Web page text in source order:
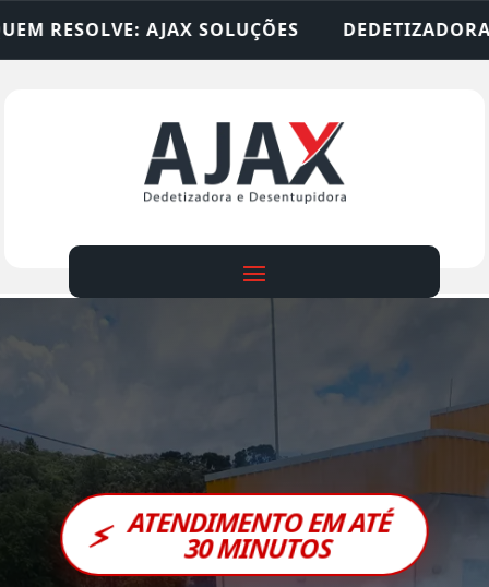
DEDETIZADORA • DESENTUPIDORA
⚡ ATENDIMENTO EM ATÉ
30 MINUTOS